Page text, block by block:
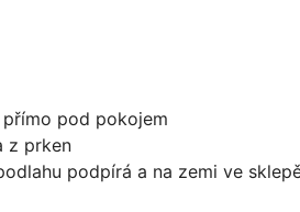
pod pokojem
z prken
podpírá a na zemi ve